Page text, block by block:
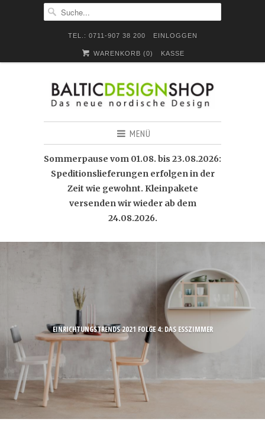
TEL.: 0711-907 38 200 EINLOGGEN
WARENKORB (0) KASSE
MENÜ
Sommerpause vom 01.08. bis 23.08.2026:
Speditionslieferungen erfolgen in der
Zeit wie gewohnt. Kleinpakete
versenden wir wieder ab dem
24.08.2026.
EINRICHTUNGSTRENDS 2021 FOLGE 4: DAS ESSZIMMER